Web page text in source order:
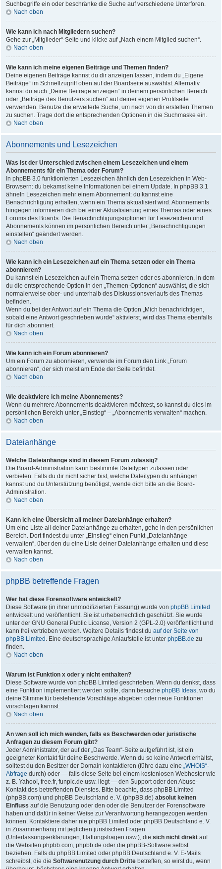
Suchbegriffe ein oder beschränke die Suche auf verschiedene Unterforen.
Nach oben
Wie kann ich nach Mitgliedern suchen?
Gehe zur „Mitglieder“-Seite und klicke auf „Nach einem Mitglied suchen“.
Nach oben
Wie kann ich meine eigenen Beiträge und Themen finden?
Deine eigenen Beiträge kannst du dir anzeigen lassen, indem du „Eigene
Beiträge“ im Schnellzugriff oben auf der Boardseite auswählst. Alternativ
kannst du auch „Deine Beiträge anzeigen“ in deinem persönlichen Bereich
oder „Beiträge des Benutzers suchen“ auf deiner eigenen Profilseite
verwenden. Benutze die erweiterte Suche, um nach von dir erstellen Themen
zu suchen. Trage dort die entsprechenden Optionen in die Suchmaske ein.
Nach oben
Abonnements und Lesezeichen
Was ist der Unterschied zwischen einem Lesezeichen und einem
Abonnements für ein Thema oder Forum?
In phpBB 3.0 funktionierten Lesezeichen ähnlich den Lesezeichen in Web-
Browsern: du bekamst keine Informationen bei einem Update. In phpBB 3.1
ähneln Lesezeichen mehr einem Abonnement: du kannst eine
Benachrichtigung erhalten, wenn ein Thema aktualisiert wird. Abonnements
hingegen informieren dich bei einer Aktualisierung eines Themas oder eines
Forums des Boards. Die Benachrichtigungsoptionen für Lesezeichen und
Abonnements können im persönlichen Bereich unter „Benachrichtigungen
einstellen“ geändert werden.
Nach oben
Wie kann ich ein Lesezeichen auf ein Thema setzen oder ein Thema
abonnieren?
Du kannst ein Lesezeichen auf ein Thema setzen oder es abonnieren, in dem
du die entsprechende Option in den „Themen-Optionen“ auswählst, die sich
normalerweise ober- und unterhalb des Diskussionsverlaufs des Themas
befinden.
Wenn du bei der Antwort auf ein Thema die Option „Mich benachrichtigen,
sobald eine Antwort geschrieben wurde“ aktivierst, wird das Thema ebenfalls
für dich abonniert.
Nach oben
Wie kann ich ein Forum abonnieren?
Um ein Forum zu abonnieren, verwende im Forum den Link „Forum
abonnieren“, der sich meist am Ende der Seite befindet.
Nach oben
Wie deaktiviere ich meine Abonnements?
Wenn du mehrere Abonnements deaktivieren möchtest, so kannst du dies im
persönlichen Bereich unter „Einstieg“ – „Abonnements verwalten“ machen.
Nach oben
Dateianhänge
Welche Dateianhänge sind in diesem Forum zulässig?
Die Board-Administration kann bestimmte Dateitypen zulassen oder
verbieten. Falls du dir nicht sicher bist, welche Dateitypen du anhängen
kannst und du Unterstützung benötigst, wende dich bitte an die Board-
Administration.
Nach oben
Kann ich eine Übersicht all meiner Dateianhänge erhalten?
Um eine Liste all deiner Dateianhänge zu erhalten, gehe in den persönlichen
Bereich. Dort findest du unter „Einstieg“ einen Punkt „Dateianhänge
verwalten“, über den du eine Liste deiner Dateianhänge erhalten und diese
verwalten kannst.
Nach oben
phpBB betreffende Fragen
Wer hat diese Forensoftware entwickelt?
Diese Software (in ihrer unmodifizierten Fassung) wurde von phpBB Limited
entwickelt und veröffentlicht. Sie ist urheberrechtlich geschützt. Sie wurde
unter der GNU General Public License, Version 2 (GPL-2.0) veröffentlicht und
kann frei vertrieben werden. Weitere Details findest du auf der Seite von
phpBB Limited . Eine deutschsprachige Anlaufstelle ist unter phpBB.de zu
finden.
Nach oben
Warum ist Funktion x oder y nicht enthalten?
Diese Software wurde von phpBB Limited geschrieben. Wenn du denkst, dass
eine Funktion implementiert werden sollte, dann besuche phpBB Ideas, wo du
deine Stimme für bestehende Vorschläge abgeben oder neue Funktionen
vorschlagen kannst.
Nach oben
An wen soll ich mich wenden, falls es Beschwerden oder juristische
Anfragen zu diesem Forum gibt?
Jeder Administrator, der auf der „Das Team“-Seite aufgeführt ist, ist ein
geeigneter Kontakt für deine Beschwerde. Wenn du so keine Antwort erhältst,
solltest du den Besitzer der Domain kontaktieren (führe dazu eine „WHOIS“-
Abfrage durch) oder — falls diese Seite bei einem kostenlosen Webhoster wie
z. B. Yahoo!, free.fr, funpic.de usw. liegt — den Support oder den Abuse-
Kontakt des betreffenden Dienstes. Bitte beachte, dass phpBB Limited
(phpBB.com) und phpBB Deutschland e. V. (phpBB.de) absolut keinen
Einfluss auf die Benutzung oder den oder die Benutzer der Forensoftware
haben und dafür in keiner Weise zur Verantwortung herangezogen werden
können. Kontaktiere daher nie phpBB Limited oder phpBB Deutschland e. V.
in Zusammenhang mit jeglichen juristischen Fragen
(Unterlassungserklärungen, Haftungsfragen usw.), die sich nicht direkt auf
die Websiten phpbb.com, phpbb.de oder die phpBB-Software selbst
beziehen. Falls du phpBB Limited oder phpBB Deutschland e. V. E-Mails
schreibst, die die Softwarenutzung durch Dritte betreffen, so wirst du, wenn